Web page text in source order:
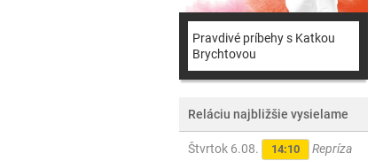
Pravdivé príbehy s Katkou
Brychtovou
Reláciu najbližšie vysielame
Štvrtok 6.08. 14:10 Repríza